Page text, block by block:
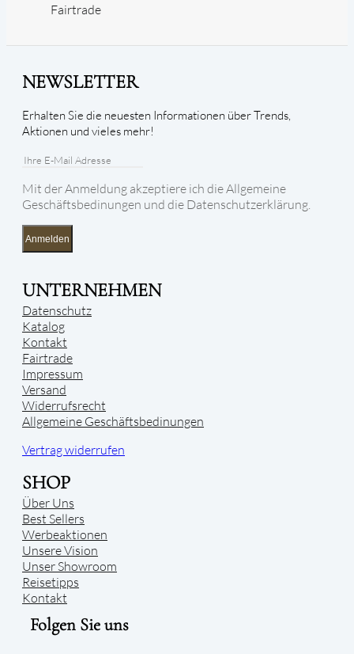
Fairtrade
NEWSLETTER
Erhalten Sie die neuesten Informationen über Trends,
Aktionen und vieles mehr!
Mit der Anmeldung akzeptiere ich die Allgemeine
Geschäftsbedinungen und die Datenschutzerklärung.
Anmelden
UNTERNEHMEN
Datenschutz
Katalog
Kontakt
Fairtrade
Impressum
Versand
Widerrufsrecht
Allgemeine Geschäftsbedinungen
Vertrag widerrufen
SHOP
Über Uns
Best Sellers
Werbeaktionen
Unsere Vision
Unser Showroom
Reisetipps
Kontakt
Folgen Sie uns